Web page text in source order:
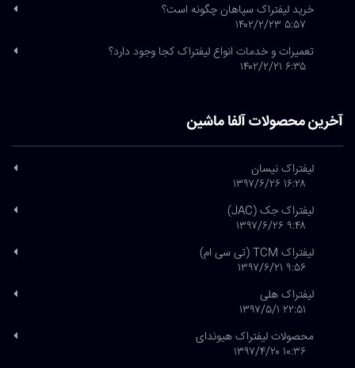
خرید لیفتراک سپاهان چگونه است؟
۵:۵۷ ۱۴۰۲/۲/۲۳
تعمیرات و خدمات انواع لیفتراک کجا وجود دارد؟
۶:۳۵ ۱۴۰۲/۲/۲۱
آخرین محصولات آلفا ماشین
لیفتراک نیسان
۱۶:۲۸ ۱۳۹۷/۶/۲۶
لیفتراک جک (JAC)
۹:۴۸ ۱۳۹۷/۶/۲۶
لیفتراک TCM (تی سی ام)
۹:۵۶ ۱۳۹۷/۶/۲۱
لیفتراک هلی
۲۲:۵۱ ۱۳۹۷/۵/۱
محصولات لیفتراک هیوندای
۱۰:۳۶ ۱۳۹۷/۴/۲۰